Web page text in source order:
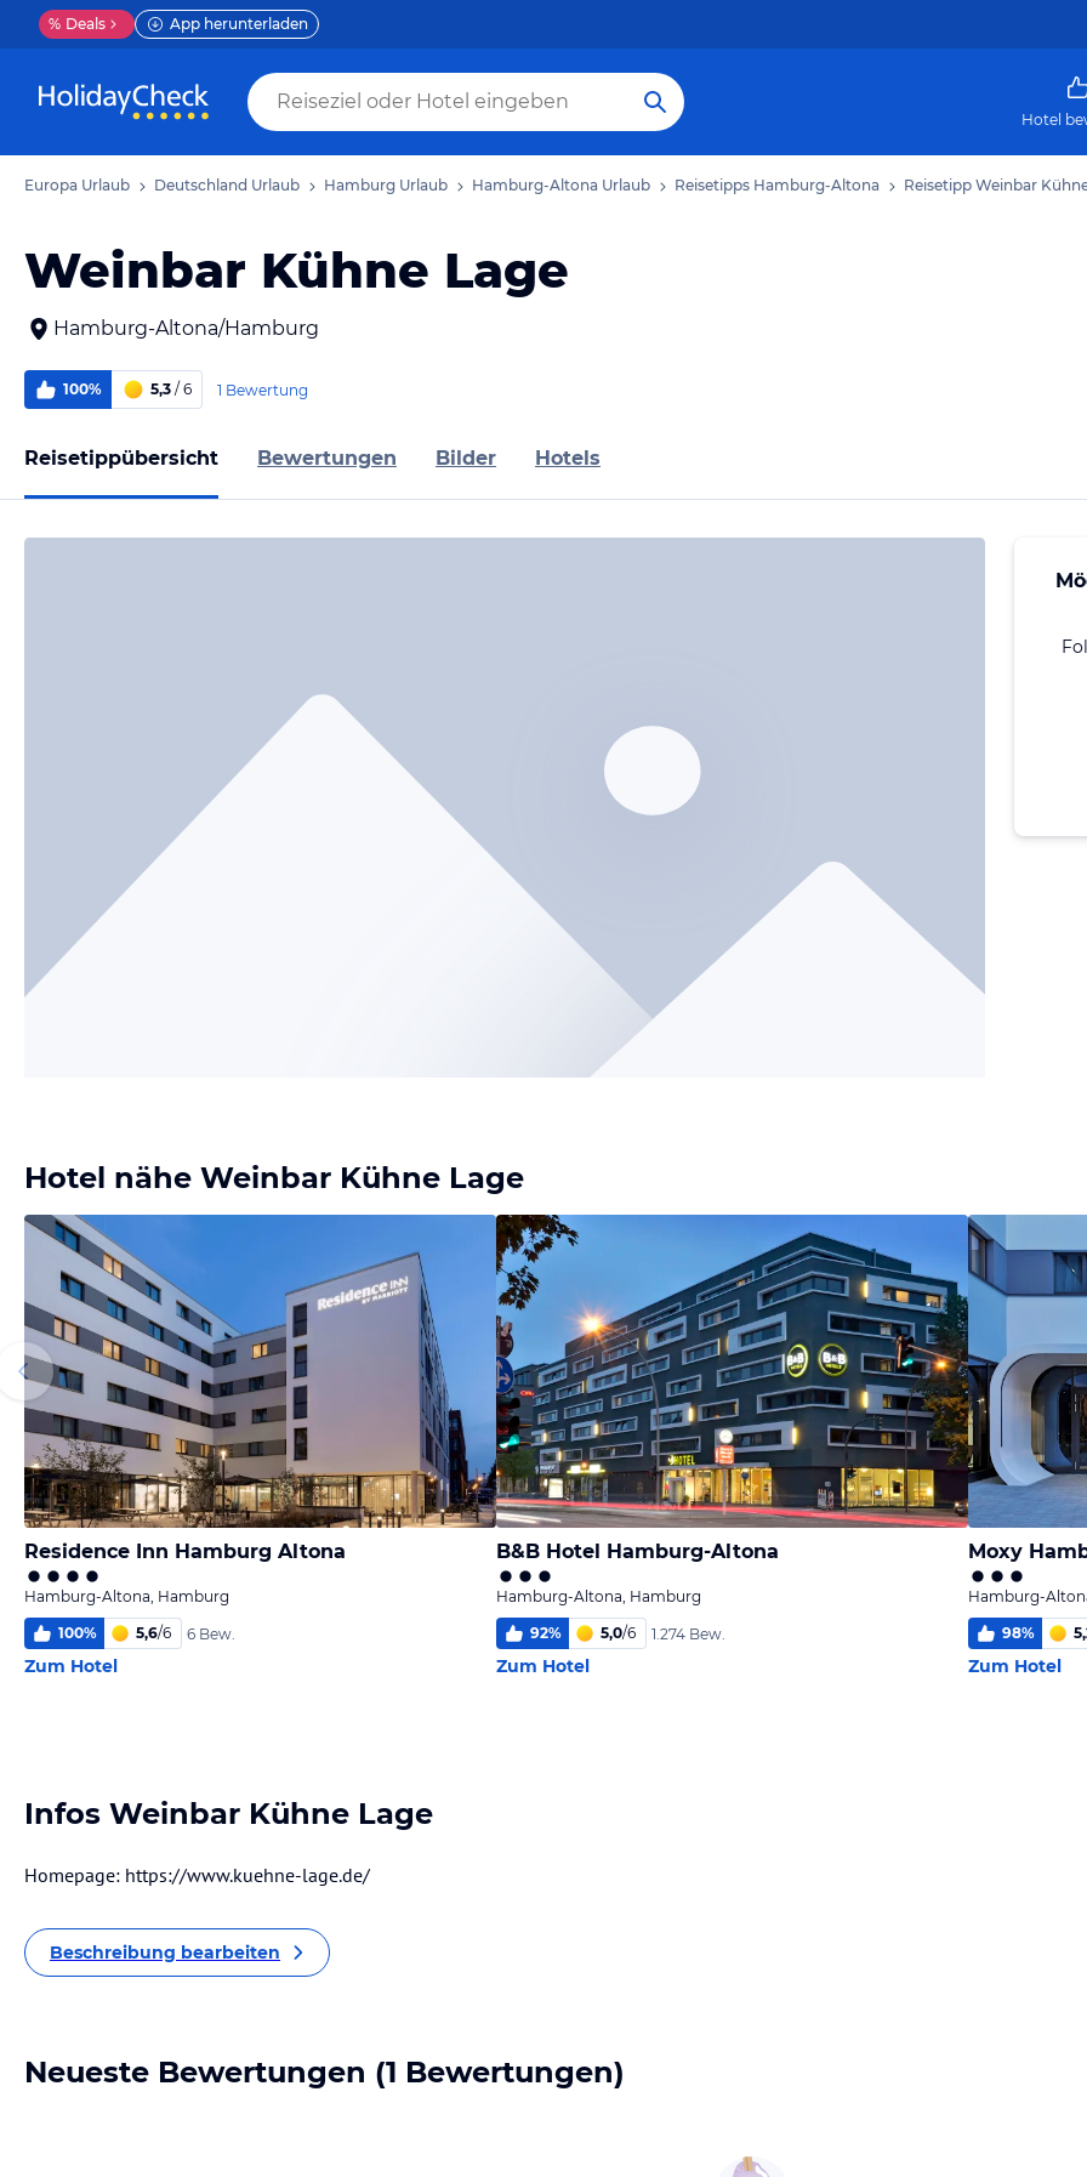
% Deals App herunterladen
Hotel
Europa Urlaub Deutschland Urlaub Hamburg Urlaub Hamburg-Altona Urlaub Reisetipps Hamburg-Altona Reisetipp Weinbar
Weinbar Kühne Lage
Hamburg-Altona/Hamburg
100% 5,3 / 6 1 Bewertung
Reisetippübersicht Bewertungen Bilder Hotels
Hotel nähe Weinbar Kühne Lage
Residence Inn Hamburg Altona
Hamburg-Altona, Hamburg
100% 5,6/6 6 Bew.
Zum Hotel
B&B Hotel Hamburg-Altona
Hamburg-Altona, Hamburg
92% 5,0/6 1.274 Bew.
Zum Hotel
Moxy
Hamburg-
98%
Zum Hotel
Infos Weinbar Kühne Lage
Homepage: https://www.kuehne-lage.de/
Beschreibung bearbeiten
Neueste Bewertungen (1 Bewertungen)